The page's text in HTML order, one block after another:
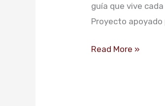
guía que vive
Proyecto
Read More »